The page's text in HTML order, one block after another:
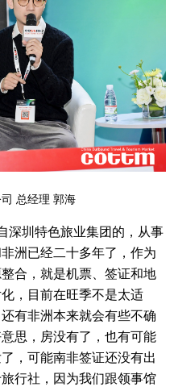
总经理 郭海
深圳特色旅业集团的，从事
洲已经二十多年了，作为
合，就是机票、签证和地
，目前在旺季不是太适
有非洲本来就会有些不确
思，房没有了，也有可能
，可能南非签证还没有出
行社，因为我们跟领事馆